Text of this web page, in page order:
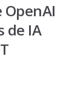
OpenAI
de IA